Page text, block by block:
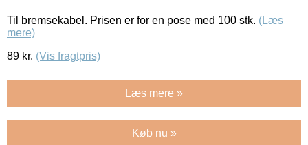
Til bremsekabel. Prisen er for en pose med 100 stk. (Læs
mere)
89 kr. (Vis fragtpris)
Læs mere »
Køb nu »